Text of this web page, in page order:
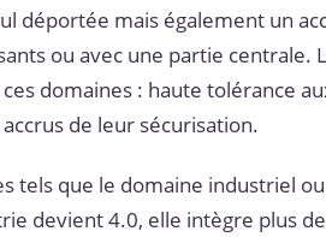
déportée mais également un
ou avec une partie
domaines : haute tolérance
de leur sécurisation.
tels que le domaine industriel
devient 4.0, elle intègre plus